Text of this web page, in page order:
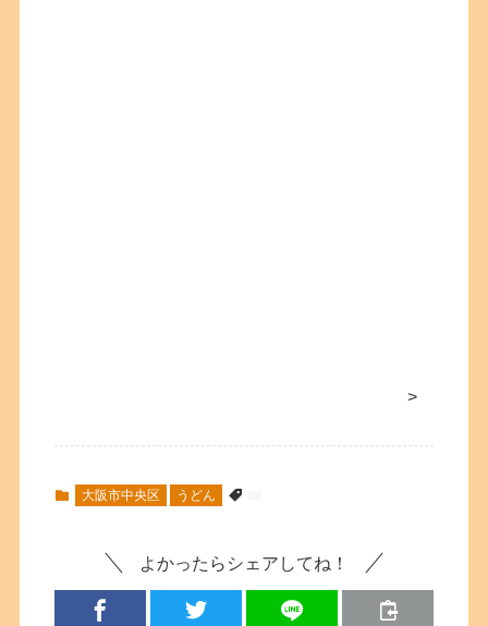
>
大阪市中央区 うどん
よかったらシェアしてね！